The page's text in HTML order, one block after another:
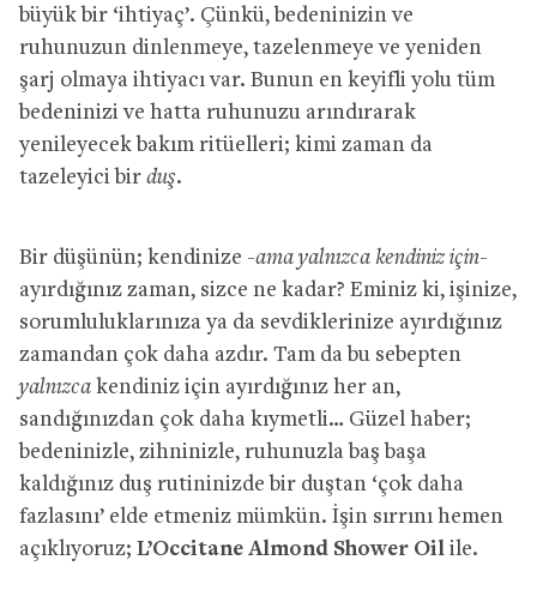
büyük bir ‘ihtiyaç’. Çünkü, bedeninizin ve
ruhunuzun dinlenmeye, tazelenmeye ve yeniden
şarj olmaya ihtiyacı var. Bunun en keyifli yolu tüm
bedeninizi ve hatta ruhunuzu arındırarak
yenileyecek bakım ritüelleri; kimi zaman da
tazeleyici bir duş.
Bir düşünün; kendinize -ama yalnızca kendiniz için-
ayırdığınız zaman, sizce ne kadar? Eminiz ki, işinize,
sorumluluklarınıza ya da sevdiklerinize ayırdığınız
zamandan çok daha azdır. Tam da bu sebepten
yalnızca kendiniz için ayırdığınız her an,
sandığınızdan çok daha kıymetli… Güzel haber;
bedeninizle, zihninizle, ruhunuzla baş başa
kaldığınız duş rutininizde bir duştan ‘çok daha
fazlasını’ elde etmeniz mümkün. İşin sırrını hemen
açıklıyoruz; L’Occitane Almond Shower Oil ile.